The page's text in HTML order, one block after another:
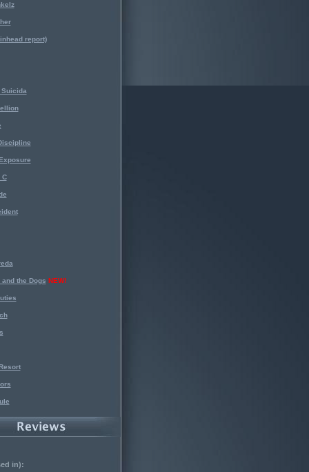
report)
Suicida
C
the Dogs NEW!
in):